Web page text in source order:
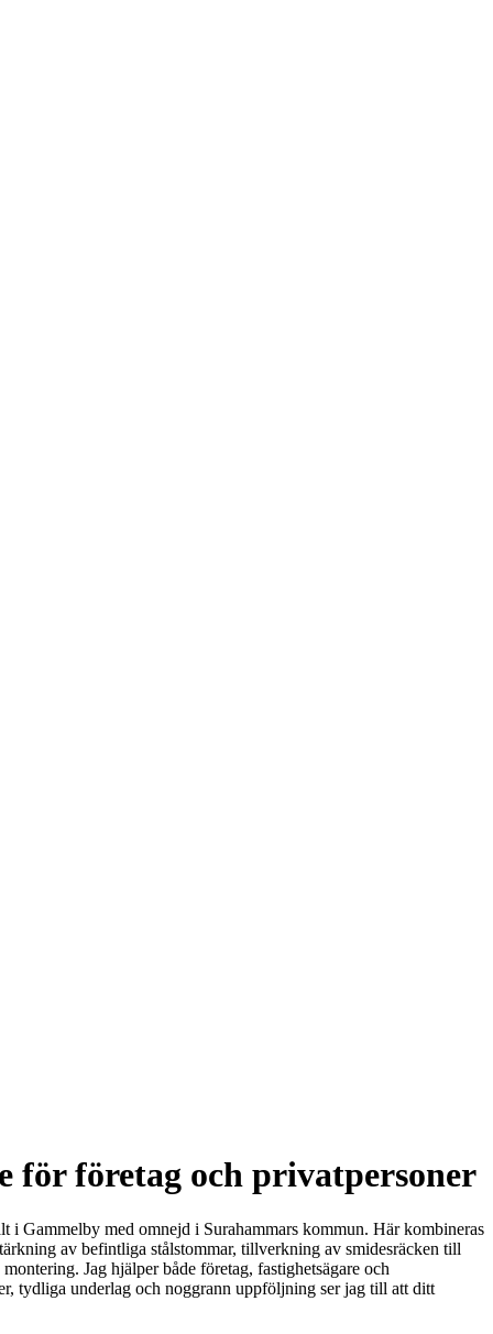
för företag och privatpersoner
i Gammelby med omnejd i Surahammars kommun. Här kombineras
av befintliga stålstommar, tillverkning av smidesräcken till
Jag hjälper både företag, fastighetsägare och
tydliga underlag och noggrann uppföljning ser jag till att ditt